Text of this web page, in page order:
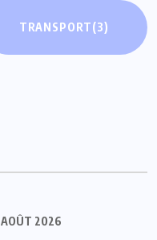
TRANSPORT(3)
2026